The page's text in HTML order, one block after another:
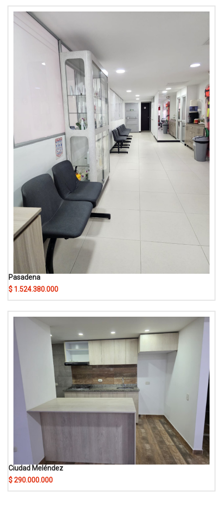
Pasadena
$ 1.524.380.000
Ciudad Meléndez
$ 290.000.000